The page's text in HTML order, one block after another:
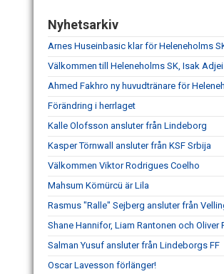
Nyhetsarkiv
Arnes Huseinbasic klar för Heleneholms
Välkommen till Heleneholms SK, Isak
Ahmed Fakhro ny huvudtränare för
Förändring i herrlaget
Kalle Olofsson ansluter från Lindeborg
Kasper Törnwall ansluter från KSF Srbija
Välkommen Viktor Rodrigues Coelho
Mahsum Kömürcü är Lila
Rasmus "Ralle" Sejberg ansluter från
Shane Hannifor, Liam Rantonen och Oliver
Salman Yusuf ansluter från Lindeborgs FF
Oscar Lavesson förlänger!